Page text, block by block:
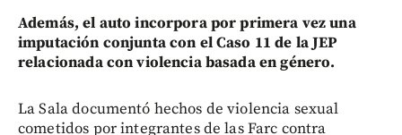
Además, el auto incorpora por primera vez una
imputación conjunta con el Caso 11 de la JEP
relacionada con violencia basada en género.
La Sala documentó hechos de violencia sexual
cometidos por integrantes de las Farc contra